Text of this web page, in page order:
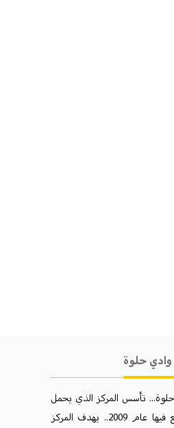
حلوة
تأسس المركز الذي يحمل
اسم المنطقة التي يقع فيها عام 2009.. يهدف المركز